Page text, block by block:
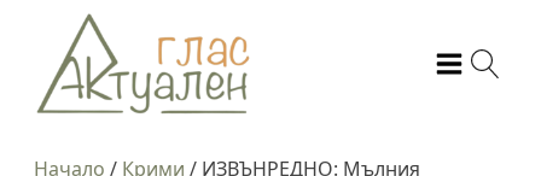
Начало / Крими / ИЗВЪНРЕДНО: Мълния